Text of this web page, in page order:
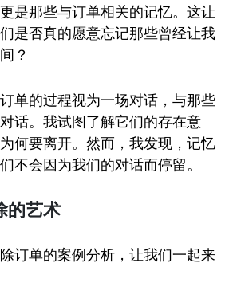
是那些与订单相关的记忆。这让
是否真的愿意忘记那些曾经让我
？
单的过程视为一场对话，与那些
话。我试图了解它们的存在意
何要离开。然而，我发现，记忆
不会因为我们的对话而停留。
的艺术
订单的案例分析，让我们一起来